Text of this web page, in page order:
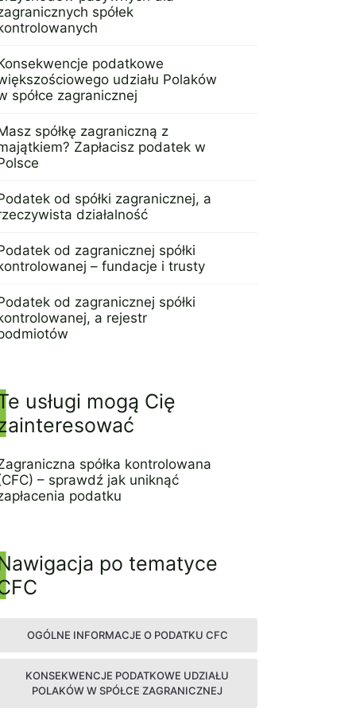
spółek
podatkowe
udziału Polaków
spółce zagranicznej
spółkę zagraniczną z
Zapłacisz podatek w
od spółki zagranicznej, a
działalność
od zagranicznej spółki
– fundacje i trusty
od zagranicznej spółki
a rejestr
usługi mogą Cię
spółka kontrolowana
– sprawdź jak uniknąć
podatku
po tematyce
OGÓLNE INFORMACJE O PODATKU CFC
KONSEKWENCJE PODATKOWE UDZIAŁU
POLAKÓW W SPÓŁCE ZAGRANICZNEJ